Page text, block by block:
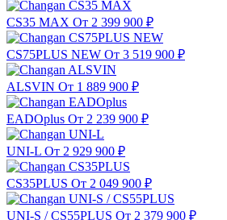
CS35 MAX От 2 399 900 ₽
CS75PLUS NEW От 3 519 900 ₽
ALSVIN От 1 889 900 ₽
EADOplus От 2 239 900 ₽
UNI-L От 2 929 900 ₽
CS35PLUS От 2 049 900 ₽
UNI-S / CS55PLUS От 2 379 900 ₽